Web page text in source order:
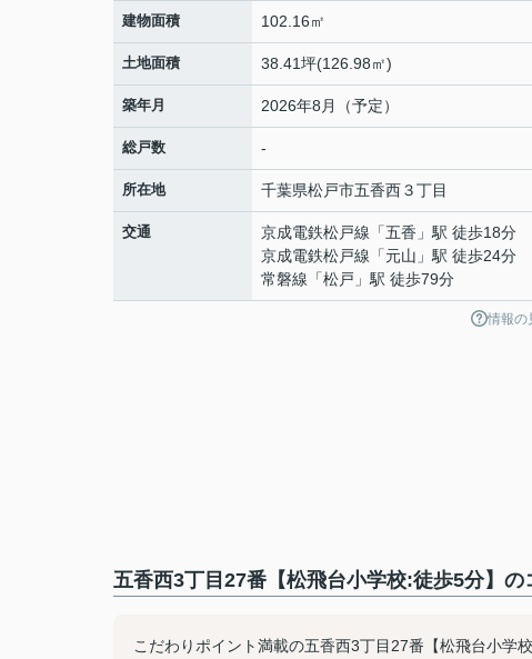
建物面積 102.16㎡
土地面積 38.41坪(126.98㎡)
築年月 2026年8月（予定）
総戸数 -
所在地 千葉県松戸市五香西３丁目
交通 京成電鉄松戸線 「五香 」駅 徒歩18分
京成電鉄松戸線 「元山 」駅 徒歩24分
常磐線 「松戸 」駅 徒歩79分
情報の
五香西3丁目27番【松飛台小学校:徒歩5分】
こだわりポイント満載の五香西3丁目27番【松飛台小学